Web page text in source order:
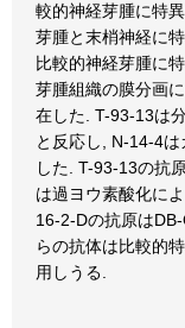
較的神経芽腫に特
芽腫と末梢神経に
比較的神経芽腫に
芽腫組織の膜分画
在した. T-93-13は
と反応し, N-14-4
した. T-93-13の抗
は過ヨウ素酸化に
16-2-Dの抗原は
らの抗体は比較的
用しうる.